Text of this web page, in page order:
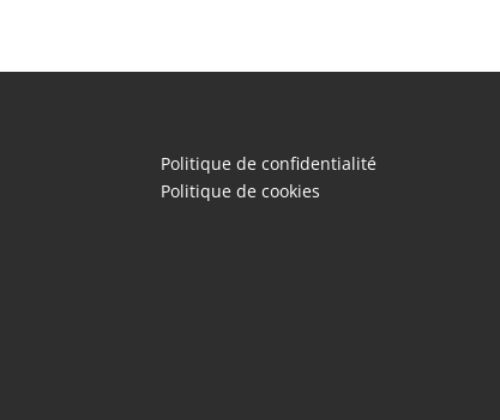
Politique de confidentialité
Politique de cookies